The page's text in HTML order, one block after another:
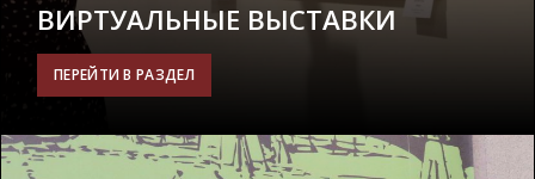
ВИРТУАЛЬНЫЕ ВЫСТАВКИ
ПЕРЕЙТИ В РАЗДЕЛ